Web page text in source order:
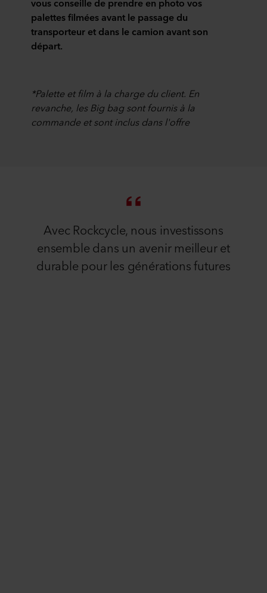
palettes filmées avant le passage du
transporteur et dans le camion avant son
départ.
*Palette et film à la charge du client. En
revanche, les Big bag sont fournis à la
commande et sont inclus dans l'offre
Avec Rockcycle, nous investissons
ensemble dans un avenir meilleur et
durable pour les générations futures